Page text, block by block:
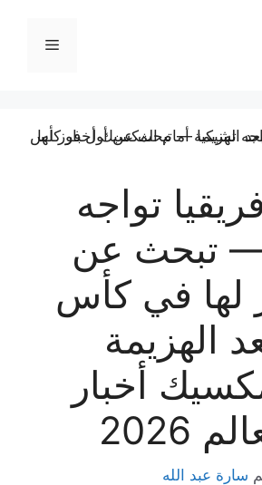
القائمة
تواجه
— تبحث عن
لها في كأس
الهزيمة
أخبار
سارة عبد الله